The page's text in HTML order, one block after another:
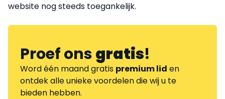
website nog steeds toegankelijk.
Proef onsgratis!
Word één maand gratis premium lid en
ontdek alle unieke voordelen die wij u te
bieden hebben.